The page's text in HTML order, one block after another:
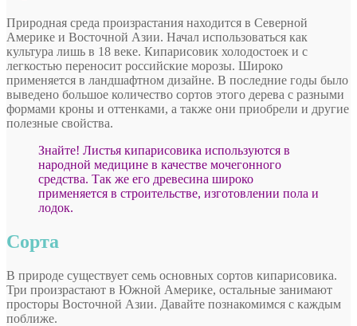
Природная среда произрастания находится в Северной
Америке и Восточной Азии. Начал использоваться как
культура лишь в 18 веке. Кипарисовик холодостоек и с
легкостью переносит российские морозы. Широко
применяется в ландшафтном дизайне. В последние годы было
выведено большое количество сортов этого дерева с разными
формами кроны и оттенками, а также они приобрели и другие
полезные свойства.
Знайте! Листья кипарисовика используются в
народной медицине в качестве мочегонного
средства. Так же его древесина широко
применяется в строительстве, изготовлении пола и
лодок.
Сорта
В природе существует семь основных сортов кипарисовика.
Три произрастают в Южной Америке, остальные занимают
просторы Восточной Азии. Давайте познакомимся с каждым
поближе.